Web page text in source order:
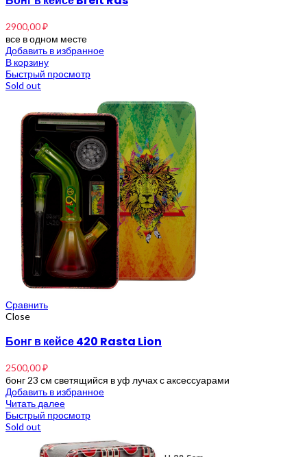
2900,00₽
все в одном месте
Добавить в избранное
В корзину
Быстрый просмотр
Sold out
Сравнить
Close
Бонг в кейсе 420 Rasta Lion
2500,00₽
бонг 23 см светящийся в уф лучах с аксессуарами
Добавить в избранное
Читать далее
Быстрый просмотр
Sold out